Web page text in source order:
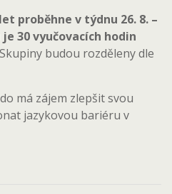
proběhne v týdnu 26. 8. –
30 vyučovacích hodin
Skupiny budou rozděleny dle
má zájem zlepšit svou
jazykovou bariéru v